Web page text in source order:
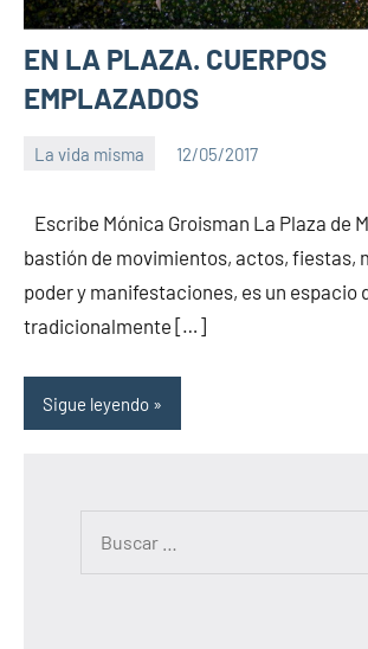
EN LA PLAZA. CUERPOS
EMPLAZADOS
La vida misma 12/05/2017
comentarios
Escribe Mónica Groisman La Plaza de
bastión de movimientos, actos, fiestas,
poder y manifestaciones, es un espacio
tradicionalmente […]
Sigue leyendo